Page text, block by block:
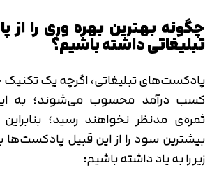
چگونه بهترین بهره وری را
تبلیغاتی داشته باشیم؟
پادکست‌های تبلیغاتی، اگرچه یک تکنیک
کسب درآمد محسوب می‌شوند؛ به
ثمره‌ی مدنظر نخواهند رسید؛
بیشترین سود را از این قبیل پادکست‌ها
زیر را به یاد داشته باشیم: